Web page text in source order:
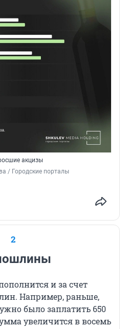
акцизы
/ Городские порталы
2
и за счет
Например, раньше,
было заплатить 650
увеличится в восемь